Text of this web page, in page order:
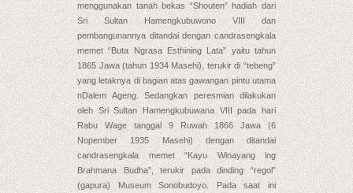
menggunakan tanah bekas “Shouten” hadiah dari
Sri Sultan Hamengkubuwono VIII dan
pembangunannya ditandai dengan candrasengkala
memet “Buta Ngrasa Esthining Lata” yaitu tahun
1865 Jawa (tahun 1934 Masehi), terukir di “tebeng”
yang letaknya di bagian atas gawangan pintu utama
nDalem Ageng. Sedangkan peresmian dilakukan
oleh Sri Sultan Hamengkubuwana VIII pada hari
Rabu Wage tanggal 9 Ruwah 1866 Jawa (6
Nopember 1935 Masehi) dengan ditandai
candrasengkala memet “Kayu Winayang ing
Brahmana Budha”, terukir pada dinding “regol”
(gapura) Museum Sonobudoyo. Pada saat ini